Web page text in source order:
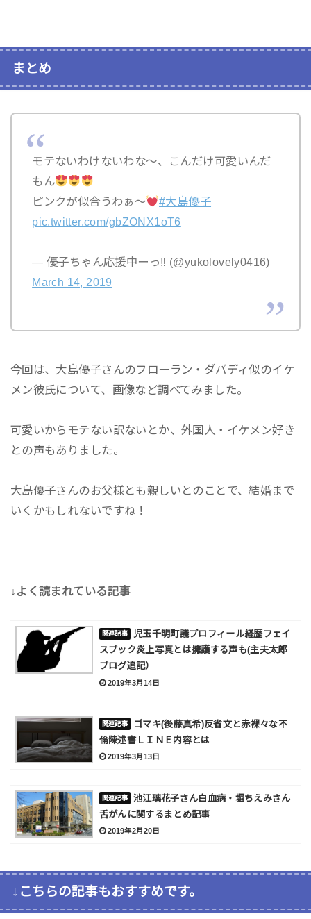
まとめ
モテないわけないわな〜、こんだけ可愛いんだ
もん
ピンクが似合うわぁ〜
#大島優子
pic.twitter.com/gbZONX1oT6
— 優子ちゃん応援中ーっ‼︎ (@yukolovely0416)
March 14, 2019
今回は、大島優子さんのフローラン・ダバディ似のイケ
メン彼氏について、画像など調べてみました。
可愛いからモテない訳ないとか、外国人・イケメン好き
との声もありました。
大島優子さんのお父様とも親しいとのことで、結婚まで
いくかもしれないですね！
↓よく読まれている記事
児玉千明町議プロフィール経歴フェイ
スブック炎上写真とは擁護する声も(主夫太郎
ブログ追記）
2019年3月14日
ゴマキ(後藤真希)反省文と赤裸々な不
倫陳述書ＬＩＮＥ内容とは
2019年3月13日
池江璃花子さん白血病・堀ちえみさん
舌がんに関するまとめ記事
2019年2月20日
↓こちらの記事もおすすめです。